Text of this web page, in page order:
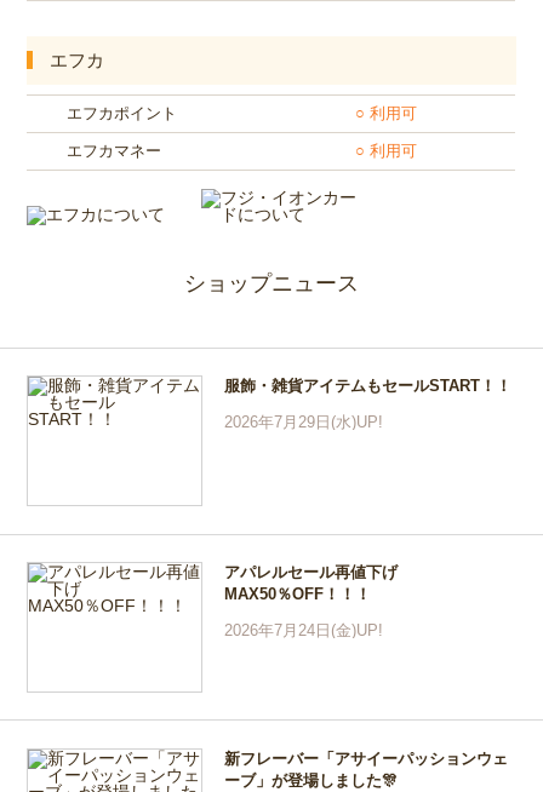
エフカ
エフカポイント ○ 利用可
エフカマネー ○ 利用可
ショップニュース
服飾・雑貨アイテムもセールSTART！！
2026年7月29日(水)UP!
アパレルセール再値下げ
MAX50％OFF！！！
2026年7月24日(金)UP!
新フレーバー「アサイーパッションウェ
ーブ」が登場しました🎊